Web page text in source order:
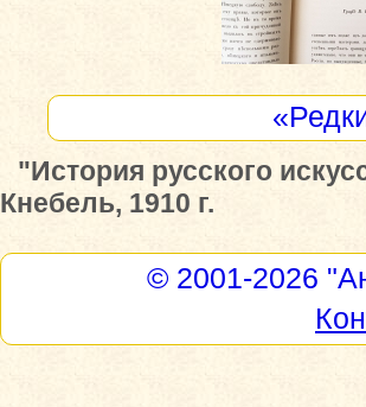
"История русского
Кнебель, 1910 г.
© 2001-2026